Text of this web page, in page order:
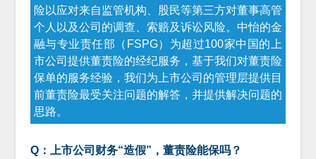
险以应对来自监管机构、股民等第三方对董事高管
个人以及公司的调查、索赔及诉讼风险。中怡的金
融与专业责任部（FSPG）为超过100家中国的上
市公司提供董责险的经纪服务，基于我们对董责险
保单的服务经验，我们为上市公司的管理层提供目
前董责险最受关注问题的解答，并提供解决问题的
思路。
Q：上市公司财务“造假”，董责险能保吗？